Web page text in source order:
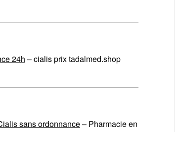
24h – cialis prix tadalmed.shop
sans ordonnance– Pharmacie en